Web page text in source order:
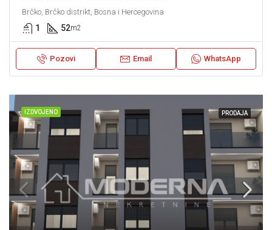
Brčko, Brčko distrikt, Bosna i Hercegovina
1 52m2
Pozovi Email WhatsApp
IZDVOJENO PRODAJA